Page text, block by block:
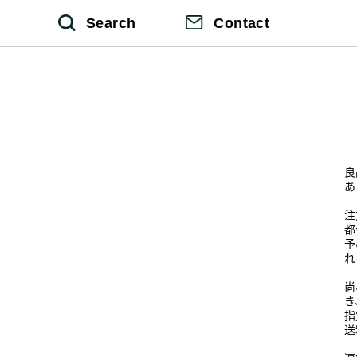
Search Contact